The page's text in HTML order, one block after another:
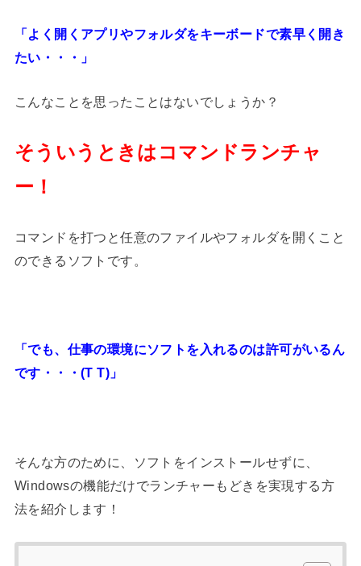
「よく開くアプリやフォルダをキーボードで素早く開き
たい・・・」
こんなことを思ったことはないでしょうか？
そういうときはコマンドランチャ
ー！
コマンドを打つと任意のファイルやフォルダを開くこと
のできるソフトです。
「でも、仕事の環境にソフトを入れるのは許可がいるん
です・・・(T T)」
そんな方のために、ソフトをインストールせずに、
Windowsの機能だけでランチャーもどきを実現する方
法を紹介します！